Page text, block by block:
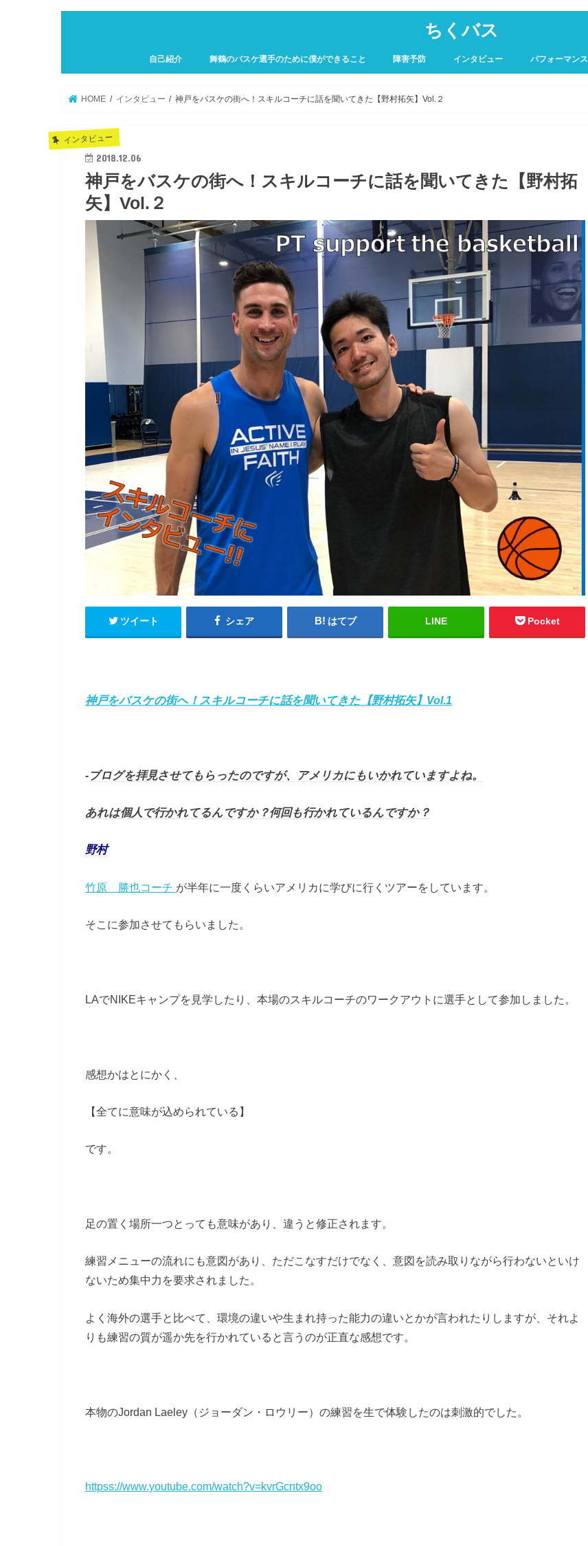
ちくバス
自己紹介 舞鶴のバスケ選手のために僕ができること 障害予防 インタビュー パフォーマンス
HOME インタビュー 神戸をバスケの街へ！スキルコーチに話を聞いてきた【野村拓矢】Vol.２
インタビュー
2018.12.06
神戸をバスケの街へ！スキルコーチに話を聞いてきた【野村拓
矢】Vol.２
ツイート シェア はてブ LINE Pocket
神戸をバスケの街へ！スキルコーチに話を聞いてきた【野村拓矢】Vol.1
‐ブログを拝見させてもらったのですが、アメリカにもいかれていますよね。
あれは個人で行かれてるんですか？何回も行かれているんですか？
野村
竹原 勝也コーチ が半年に一度くらいアメリカに学びに行くツアーをしています。
そこに参加させてもらいました。
LAでNIKEキャンプを見学したり、本場のスキルコーチのワークアウトに選手として参加しました。
感想かはとにかく、
【全てに意味が込められている】
です。
足の置く場所一つとっても意味があり、違うと修正されます。
練習メニューの流れにも意図があり、ただこなすだけでなく、意図を読み取りながら行わないといけ
ないため集中力を要求されました。
よく海外の選手と比べて、環境の違いや生まれ持った能力の違いとかが言われたりしますが、それよ
りも練習の質が遥か先を行かれていると言うのが正直な感想です。
本物のJordan Laeley（ジョーダン・ロウリー）の練習を生で体験したのは刺激的でした。
httpss://www.youtube.com/watch?v=kvrGcntx9oo